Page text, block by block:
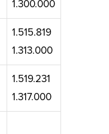
1.300.000
1.515.819
1.313.000
1.519.231
1.317.000